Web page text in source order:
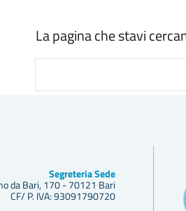
La pagina che stavi
Segreteria Sede
da Bari, 170 - 70121 Bari
CF/ P. IVA: 93091790720